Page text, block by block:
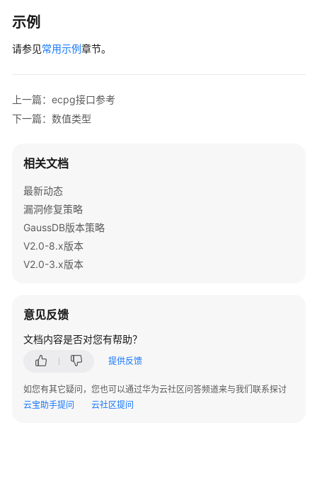
发
指
南
_V2.0-
8.x）
开
发
指
南
中
式
_V2.0-
开
指
南
布
式
示例
请参见常用示例章节。
上一篇：ecpg接口参考
下一篇：数值类型
相关文档
最新动态
漏洞修复策略
GaussDB版本策略
V2.0-8.x版本
V2.0-3.x版本
意见反馈
文档内容是否对您有帮助？
提供反馈
如您有其它疑问，您也可以通过华为云社区问答频道来与我们联系探讨
云宝助手提问
云社区提问